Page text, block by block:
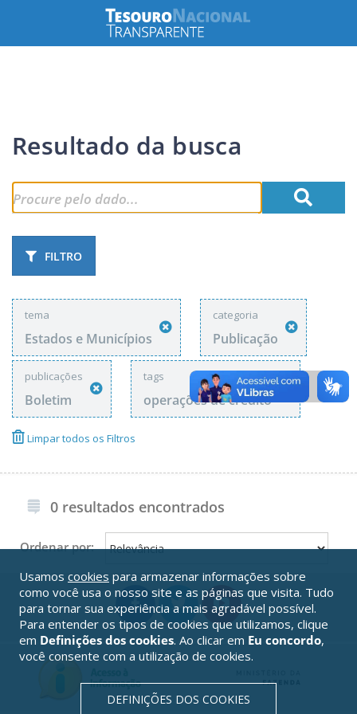
Resultado da busca
FILTRO
tema
Estados e Municípios
categoria
Publicação
publicações
Boletim
tags
operações de crédito
Limpar todos os Filtros
0 resultados encontrados
Ordenar por:
Usamos cookies para armazenar informações sobre
como você usa o nosso site e as páginas que visita. Tudo
para tornar sua experiência a mais agradável possível.
Para entender os tipos de cookies que utilizamos, clique
em Definições dos cookies. Ao clicar em Eu concordo,
você consente com a utilização de cookies.
DEFINIÇÕES DOS COOKIES